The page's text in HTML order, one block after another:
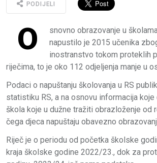
PODIJELI
O
snovno obrazovanje u
napustilo je 2015 učenika
inostranstvo tokom proteklih
riječima, to je oko 112 odjeljenja manje u
Podaci o napuštanju školovanja u RS
statistiku RS, a na osnovu informacija
škola koje u dužne tražiti obrazloženje od
čega djeca napuštaju obavezno
Riječ je o periodu od početka školske
kraja školske godine 2022/23., dok za